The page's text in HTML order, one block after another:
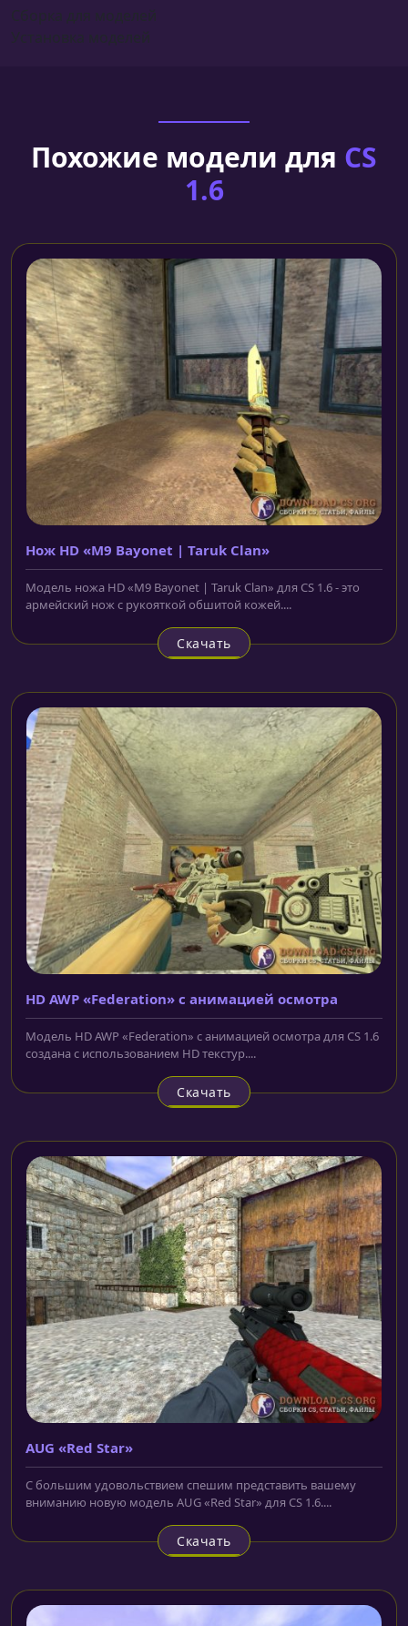
Похожие модели для CS
1.6
Нож HD «M9 Bayonet | Taruk Clan»
Модель ножа HD «M9 Bayonet | Taruk Clan» для CS 1.6 - это
армейский нож с рукояткой обшитой кожей....
Скачать
HD AWP «Federation» с анимацией осмотра
Модель HD AWP «Federation» с анимацией осмотра для CS 1.6
создана с использованием HD текстур....
Скачать
AUG «Red Star»
С большим удовольствием спешим представить вашему
вниманию новую модель AUG «Red Star» для CS 1.6....
Скачать